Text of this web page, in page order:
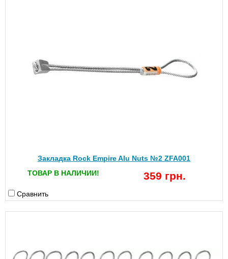
Закладка Rock Empire Alu Nuts №2 ZFA001
ТОВАР В НАЛИЧИИ!
359 грн.
Сравнить